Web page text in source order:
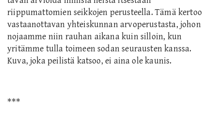
riippumattomien seikkojen perusteella. Tämä kertoo
vastaanottavan yhteiskunnan arvoperustasta, johon
nojaamme niin rauhan aikana kuin silloin, kun
yritämme tulla toimeen sodan seurausten kanssa.
Kuva, joka peilistä katsoo, ei aina ole kaunis.
***